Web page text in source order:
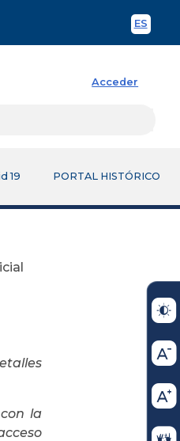
ES
Acceder
19 PORTAL HISTÓRICO
la